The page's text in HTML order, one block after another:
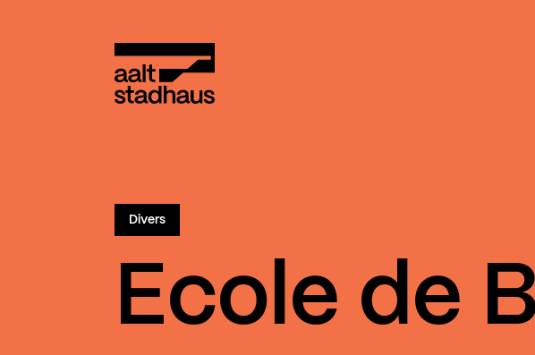
Divers
Ecole de